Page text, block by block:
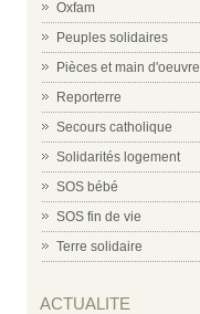
Oxfam
Peuples solidaires
Pièces et main d'oeuvre
Reporterre
Secours catholique
Solidarités logement
SOS bébé
SOS fin de vie
Terre solidaire
ACTUALITE